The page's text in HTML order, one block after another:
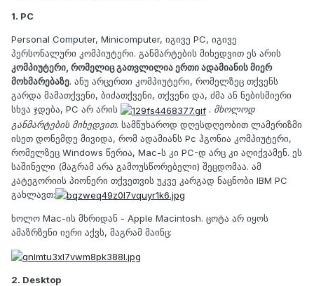
1. PC
Personal Computer, Minicomputer, იგივე PC, იგივე
პერსონალური კომპიუტერი. განმარტების მიხედვით ეს არის
კომპიუტერი, რომელიც გათვლილია ერთი ადამიანის მიერ
მოხმარებაზე. ანუ არცერთი კომპიუტერი, რომელზეც თქვენს
გარდა მამათქვენი, ბიძათქვენი, თქვენი და, ძმა ან ნებისმიერი
სხვა ჯდება, PC არ არის
. მხოლოდ
განმარტების მიხედვით. სამწუხაროდ დღესდღეობით ლამერიზმი
ისეთ დონემდე მივიდა, რომ ადამიანს Pc ჰგონია კომპიუტერი,
რომელზეც Windows წერია, Mac-ს კი PC-დ არც კი აღიქვამენ. ეს
საშინელი (მაგრამ არა გამოუსწორებელი) შეცდომაა. ამ
კატეგორიის პიონერი თქვეთვის უკვე კარგად ნაცნობი IBM PC
გახლავთ:
ხოლო Mac-ის მხრიდან - Apple Macintosh. ცოტა არ იყოს
ამაზრზენი იერი აქვს, მაგრამ მაინც:
2. Desktop